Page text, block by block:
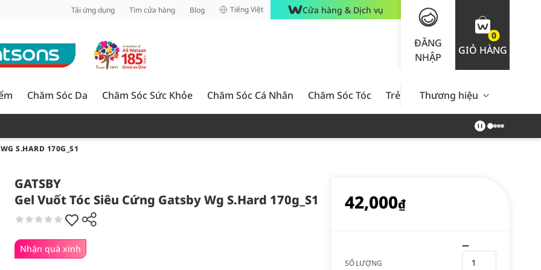
Tải ứng dụng Tìm cửa hàng Blog Tiếng Việt Cửa hàng & Dịch vụ
ĐĂNG
NHẬP
0
GIỎ HÀNG
Chăm Sóc Da Chăm Sóc Sức Khỏe Chăm Sóc Cá Nhân Chăm Sóc Tóc Trẻ Em Nam Giới Chăm Sóc
Thương hiệu
S.HARD 170G_S1
GATSBY
Gel Vuốt Tóc Siêu Cứng Gatsby Wg S.Hard 170g_S1
Nhận quà xinh
42,000₫
SỐ LƯỢNG